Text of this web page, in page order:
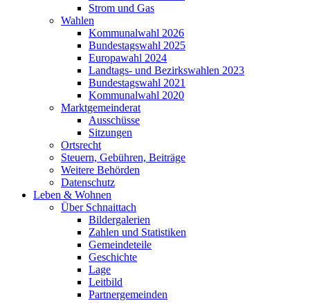
Strom und Gas
Wahlen
Kommunalwahl 2026
Bundestagswahl 2025
Europawahl 2024
Landtags- und Bezirkswahlen 2023
Bundestagswahl 2021
Kommunalwahl 2020
Marktgemeinderat
Ausschüsse
Sitzungen
Ortsrecht
Steuern, Gebühren, Beiträge
Weitere Behörden
Datenschutz
Leben & Wohnen
Über Schnaittach
Bildergalerien
Zahlen und Statistiken
Gemeindeteile
Geschichte
Lage
Leitbild
Partnergemeinden